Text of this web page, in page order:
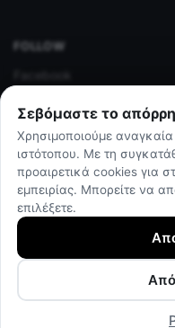
FOLLOW
© The athletes shop 2025
Σεβόμαστε το
Χρησιμοποιούμε αναγκαία
ιστότοπου. Με τη
προαιρετικά cookies για
εμπειρίας. Μπορείτε να
επιλέξετε.